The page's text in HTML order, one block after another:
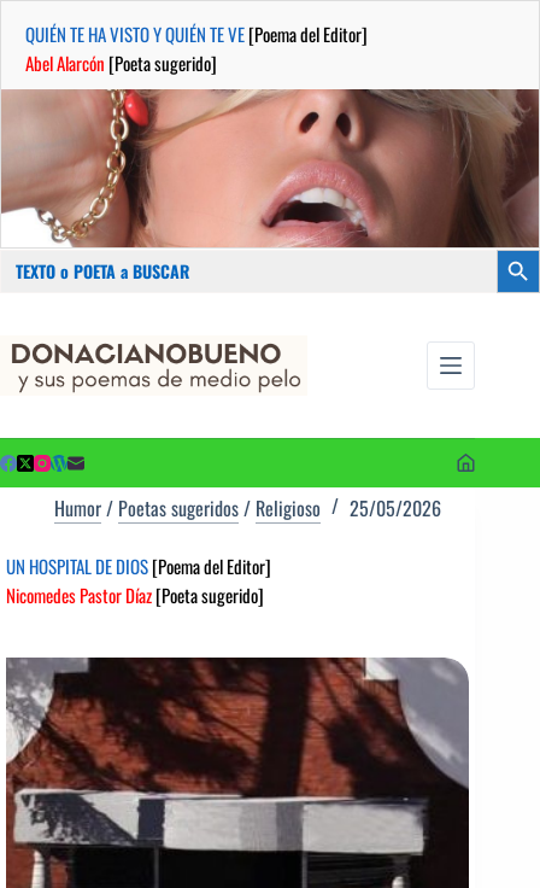
QUIÉN TE HA VISTO Y QUIÉN TE VE[Poema del Editor]
Abel Alarcón [Poeta sugerido]
Buscar:
contenido
Humor/ Poetas sugeridos/ Religioso 25/05/2026
UN HOSPITAL DE DIOS[Poema del Editor]
Nicomedes Pastor Díaz[Poeta sugerido]